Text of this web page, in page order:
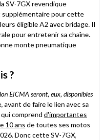
SV-7GX revendique
supplémentaire pour cette
éligible A2 avec bridage. Il
pour entretenir sa chaîne.
monte pneumatique
?
EICMA seront, eux, disponibles
avant de faire le lien avec sa
comprend d'importantes
10 ans de toutes ses motos
Donc cette SV-7GX,